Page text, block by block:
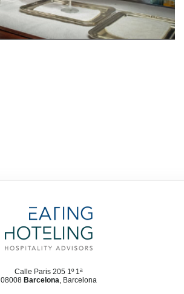
Calle Paris 205 1º 1ª
08008 Barcelona, Barcelona